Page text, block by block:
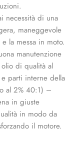
necessità di una
maneggevole
la messa in moto.
manutenzione
di qualità al
parti interne della
al 2% 40:1) –
in giuste
in modo da
il motore.